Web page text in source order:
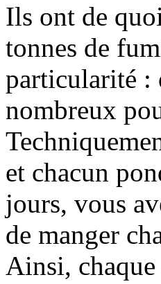
Ils ont de
tonnes de
particularité :
nombreux
et chacun
jours, vous
de manger
Ainsi,